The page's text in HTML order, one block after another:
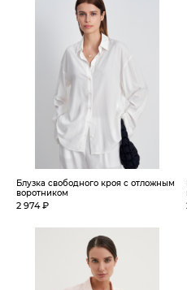
Блузка свободного кроя с отложным
воротником
2 974 ₽